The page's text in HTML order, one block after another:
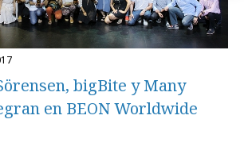
bigBite y Many
en BEON Worldwide